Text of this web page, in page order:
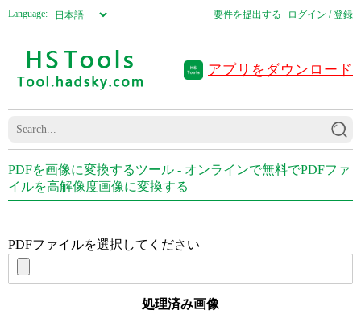
Language: 要件を提出する ログイン / 登録
アプリをダウンロード
PDFを画像に変換するツール - オンラインで無料でPDFファ
イルを高解像度画像に変換する
PDFファイルを選択してください
処理済み画像